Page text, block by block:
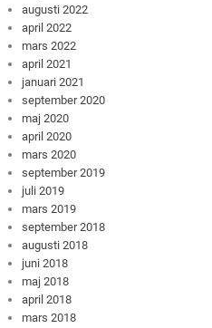
augusti 2022
april 2022
mars 2022
april 2021
januari 2021
september 2020
maj 2020
april 2020
mars 2020
september 2019
juli 2019
mars 2019
september 2018
augusti 2018
juni 2018
maj 2018
april 2018
mars 2018